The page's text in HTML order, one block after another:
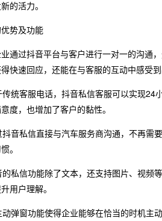
的活力。
势及功能
通过抖音平台与客户进行一对一的沟通
快速回应，还能在与客服的互动中感受
统客服电话，抖音私信客服可以实现
度，也增加了客户的黏性。
音私信直接与汽车服务商沟通，不再需
。
私信功能除了文本，还支持图片、视频
用户理解。
弹窗功能使得企业能够在恰当的时机主